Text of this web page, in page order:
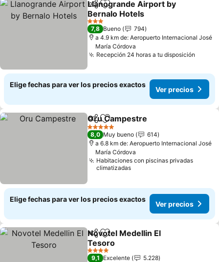
CompartirAgregar a favoritos
Llanogrande Airport by
Bernalo Hotels
Ver precios
3 Estrellas
7,8 Bueno
794
a 4.9 km de: Aeropuerto Internacional José
María Córdova
Recepción 24 horas a tu disposición
Elige fechas para ver los precios exactos
Ver precios
CompartirAgregar a favoritos
Oru Campestre
5 Estrellas
8,0 Muy bueno
614
a 6.8 km de: Aeropuerto Internacional José
María Córdova
Habitaciones con piscinas privadas
climatizadas
Elige fechas para ver los precios exactos
Ver precios
CompartirAgregar a favoritos
Novotel Medellin El
Tesoro
Ver precios
4 Estrellas
9,1 Excelente
5.228